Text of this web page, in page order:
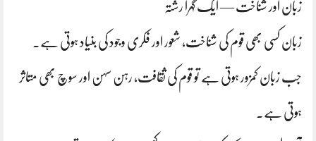
زبان اور شناخت — ایک گہرا رشتہ
زبان کسی بھی قوم کی شناخت، شعور اور فکری وجود کی بنیاد ہوتی ہے۔
جب زبان کمزور ہوتی ہے تو قوم کی ثقافت، رہن سہن اور سوچ بھی متاثر
ہوتی ہے۔